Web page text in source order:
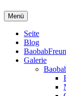
Menü
Primäres
Menü
Seite
Blog
Galerie